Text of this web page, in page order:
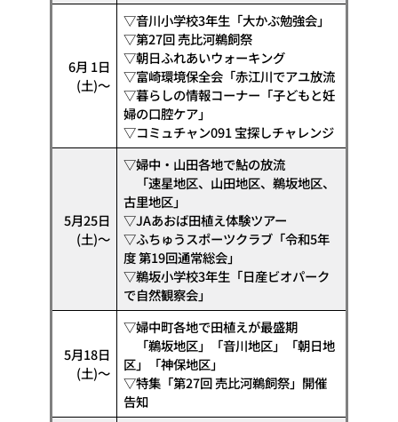
6月 1日
(土)～
▽音川小学校3年生「大かぶ勉強会」
▽第27回 売比河鵜飼祭
▽朝日ふれあいウォーキング
▽富崎環境保全会「赤江川でアユ放流
▽暮らしの情報コーナー「子どもと妊
婦の口腔ケア」
▽コミュチャン091 宝探しチャレンジ
5月25日
(土)～
▽婦中・山田各地で鮎の放流
「速星地区、山田地区、鵜坂地区、
古里地区」
▽JAあおば田植え体験ツアー
▽ふちゅうスポーツクラブ「令和5年
度 第19回通常総会」
▽鵜坂小学校3年生「日産ビオパーク
で自然観察会」
5月18日
(土)～
▽婦中町各地で田植えが最盛期
「鵜坂地区」「音川地区」「朝日地
区」「神保地区」
▽特集「第27回 売比河鵜飼祭」開催
告知